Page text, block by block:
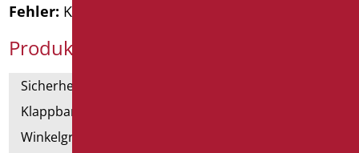
Produktkategorien
Sicherheitsgriffe
Klappbar und Haltegriffe
Winkelgriffe für Dusche und Badewanne
Fehler: Kontaktformular wurde nicht gefunden.